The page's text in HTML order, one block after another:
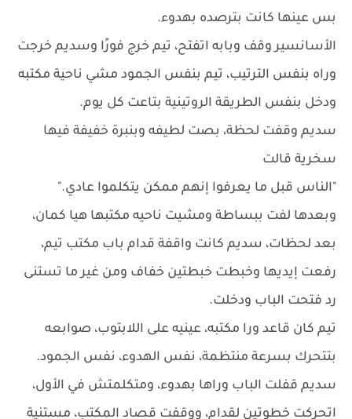
بس عينها كانت بترصده بهدوء.
الأسانسير وقف وبابه اتفتح، تيم خرج فورًا وسديم خرجت
وراه بنفس الترتيب، تيم بنفس الجمود مشي ناحية مكتبه
ودخل بنفس الطريقة الروتينية بتاعت كل يوم.
سديم وقفت لحظة، بصت لطيفه وبنبرة خفيفة فيها
سخرية قالت
"الناس قبل ما يعرفوا إنهم ممكن يتكلموا عادي."
وبعدها لفت ببساطة ومشيت ناحيه مكتبها هيا كمان،
بعد لحظات، سديم كانت واقفة قدام باب مكتب تيم،
رفعت إيديها وخبطت خبطتين خفاف ومن غير ما تستنى
رد فتحت الباب ودخلت.
تيم كان قاعد ورا مكتبه، عينيه على اللابتوب، صوابعه
بتتحرك بسرعة منتظمة، نفس الهدوء، نفس الجمود.
سديم قفلت الباب وراها بهدوء، ومتكلمتش في الأول،
اتحركت خطوتين لقدام، ووقفت قصاد المكتب، مستنية